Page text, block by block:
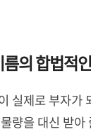
의 합법적
실제로 부자가
량을 대신 받